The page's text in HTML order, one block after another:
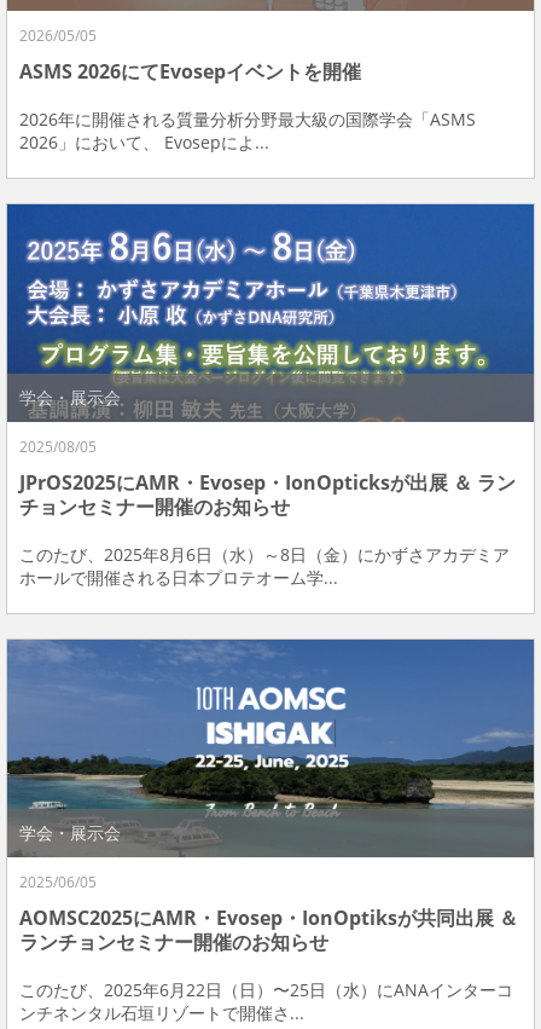
2026/05/05
ASMS 2026にてEvosepイベントを開催
2026年に開催される質量分析分野最大級の国際学会「ASMS
2026」において、 Evosepによ...
学会・展示会
2025/08/05
JPrOS2025にAMR・Evosep・IonOpticksが出展 ＆ ラン
チョンセミナー開催のお知らせ
このたび、2025年8月6日（水）～8日（金）にかずさアカデミア
ホールで開催される日本プロテオーム学...
学会・展示会
2025/06/05
AOMSC2025にAMR・Evosep・IonOptiksが共同出展 ＆
ランチョンセミナー開催のお知らせ
このたび、2025年6月22日（日）〜25日（水）にANAインターコ
ンチネンタル石垣リゾートで開催さ...